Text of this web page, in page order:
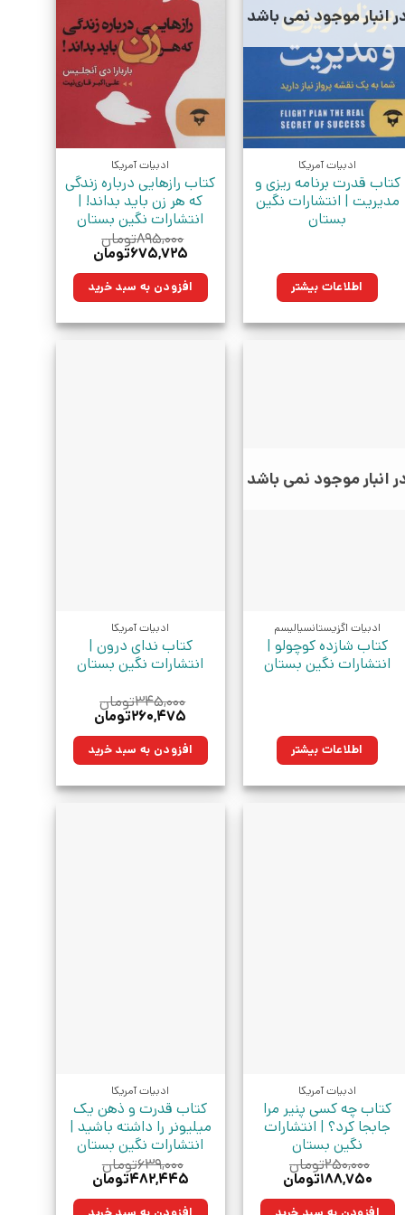
انبار موجود نمی باشد
ادبیات آمریکا
کتاب قدرت برنامه ریزی و
مدیریت | انتشارات نگین
بستان
اطلاعات بیشتر
ادبیات آمریکا
کتاب رازهایی درباره زندگی
که هر زن باید بداند! |
انتشارات نگین بستان
۸۹۵,۰۰۰تومان
قیمت
۸۹۵,۰۰۰تومان
بود.
۶۷۵,۷۲۵تومان
۶۷۵,۷۲۵تومان.افزودن به سبد خرید
انبار موجود نمی باشد
ادبیات اگزیستانسیالیسم
کتاب شازده کوچولو |
انتشارات نگین بستان
اطلاعات بیشتر
ادبیات آمریکا
کتاب ندای درون |
انتشارات نگین بستان
۳۴۵,۰۰۰تومان
قیمت
۳۴۵,۰۰۰تومان
بود.
۲۶۰,۴۷۵تومانقیمت
۲۶۰,۴۷۵تومان.افزودن به سبد خرید
ادبیات آمریکا
کتاب چه کسی پنیر مرا
جابجا کرد؟ | انتشارات
نگین بستان
۲۵۰,۰۰۰تومان
قیمت
۲۵۰,۰۰۰تومان
۱۸۸,۷۵۰تومان
۱۸۸,۷۵۰تومان.
ادبیات آمریکا
کتاب قدرت و ذهن یک
میلیونر را داشته باشید |
انتشارات نگین بستان
۶۳۹,۰۰۰تومان
قیمت
۶۳۹,۰۰۰تومان
۴۸۲,۴۴۵تومان
۴۸۲,۴۴۵تومان.